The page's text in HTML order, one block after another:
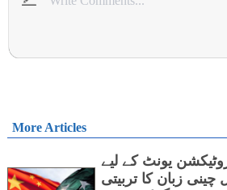
More Articles
یونٹ کے لیے
چینی زبان کا تربیتی